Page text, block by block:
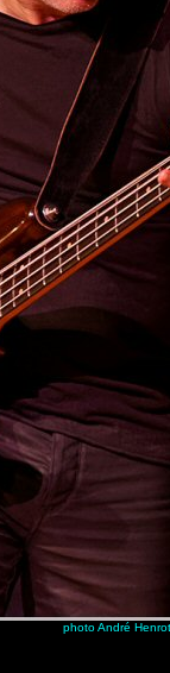
photo André Henrot